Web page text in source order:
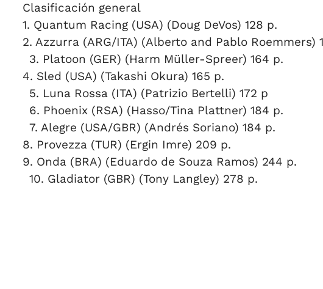
Clasificación general
1. Quantum Racing (USA) (Doug DeVos) 128 p.
2. Azzurra (ARG/ITA) (Alberto and Pablo Roemmers)
3. Platoon (GER) (Harm Müller-Spreer) 164 p.
4. Sled (USA) (Takashi Okura) 165 p.
5. Luna Rossa (ITA) (Patrizio Bertelli) 172 p
6. Phoenix (RSA) (Hasso/Tina Plattner) 184 p.
7. Alegre (USA/GBR) (Andrés Soriano) 184 p.
8. Provezza (TUR) (Ergin Imre) 209 p.
9. Onda (BRA) (Eduardo de Souza Ramos) 244 p.
10. Gladiator (GBR) (Tony Langley) 278 p.